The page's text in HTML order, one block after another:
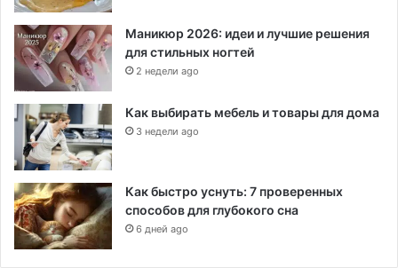
Маникюр 2026: идеи и лучшие решения
для стильных ногтей
2 недели ago
Как выбирать мебель и товары для дома
3 недели ago
Как быстро уснуть: 7 проверенных
способов для глубокого сна
6 дней ago